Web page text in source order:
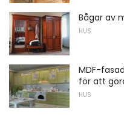
Bågar av
HUS
MDF-
för att
HUS